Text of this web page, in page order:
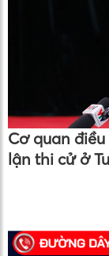
Cơ quan
lận thi cử ở